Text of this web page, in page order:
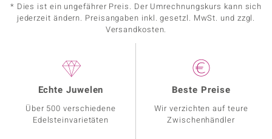
* Dies ist ein ungefährer Preis. Der Umrechnungskurs kann sich
jederzeit ändern. Preisangaben inkl. gesetzl. MwSt. und zzgl.
Versandkosten.
Echte Juwelen
Über 500 verschiedene
Edelsteinvarietäten
Beste Preise
Wir verzichten auf teure
Zwischenhändler